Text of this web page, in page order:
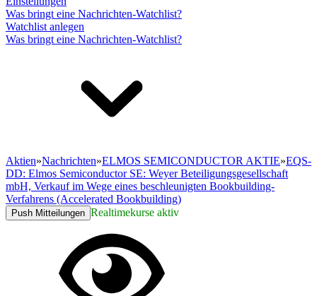
Was bringt eine Nachrichten-Watchlist?
Watchlist anlegen
Was bringt eine Nachrichten-Watchlist?
Aktien»Nachrichten»ELMOS SEMICONDUCTOR AKTIE»EQS-
DD: Elmos Semiconductor SE: Weyer Beteiligungsgesellschaft
mbH, Verkauf im Wege eines beschleunigten Bookbuilding-
Verfahrens (Accelerated Bookbuilding)
Push Mitteilungen Realtimekurse aktiv